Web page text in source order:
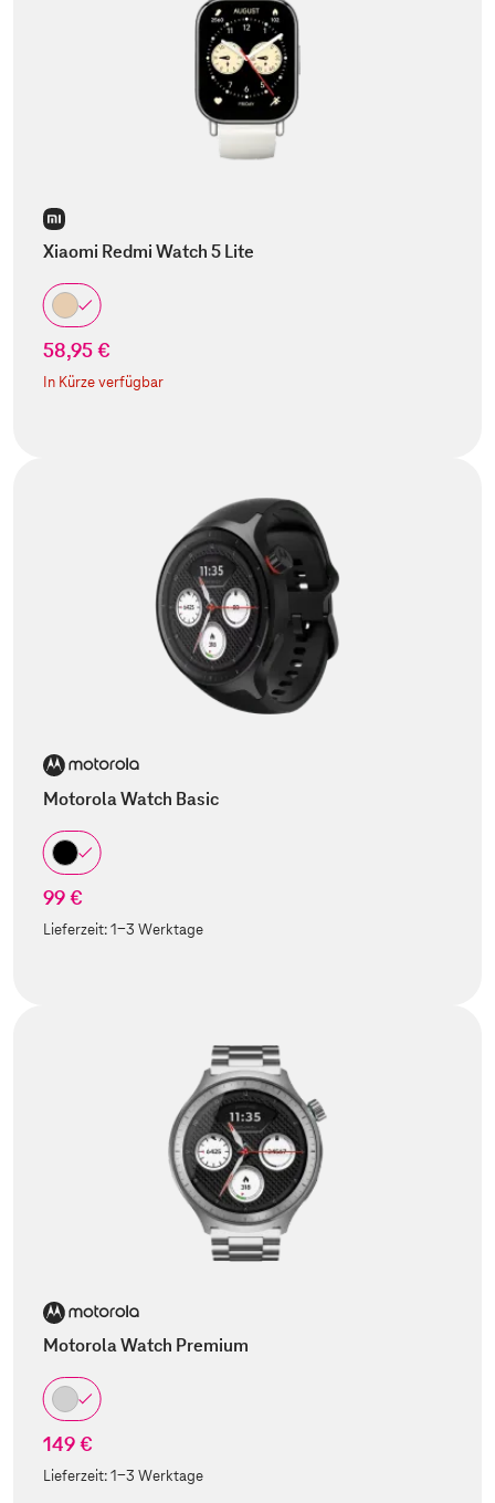
Xiaomi Redmi Watch 5 Lite
58,95 €
In Kürze verfügbar
Motorola Watch Basic
99 €
Lieferzeit:1-3 Werktage
Motorola Watch Premium
149 €
Lieferzeit:1-3 Werktage